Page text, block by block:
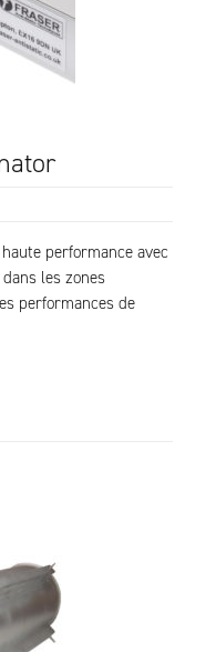
performance avec
les zones
performances de